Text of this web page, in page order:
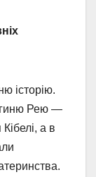
історію.
Рею —
а в